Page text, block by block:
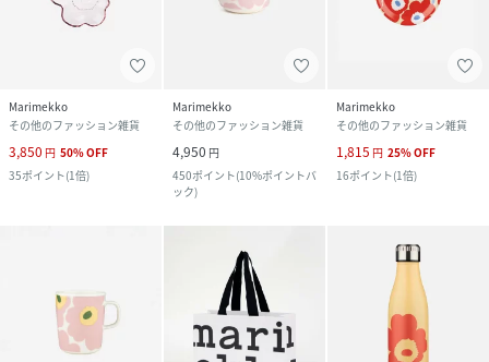
Marimekko
その他のファッション雑貨
3,850 円 50%OFF
35ポイント(1倍)
Marimekko
その他のファッション雑貨
4,950 円
450ポイント(10%ポイントバ
ック)
Marimekko
その他のファッション雑貨
1,815 円 25%OFF
16ポイント(1倍)